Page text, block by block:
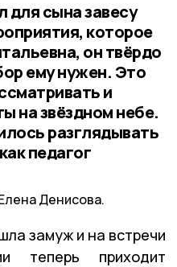
для сына завесу
которое
он твёрдо
ему нужен. Это
и
на звёздном небе.
разглядывать
педагог
Денисова.
замуж и на встречи
теперь приходит